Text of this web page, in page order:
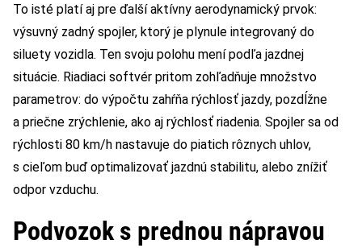
To isté platí aj pre ďalší aktívny aerodynamický prvok:
výsuvný zadný spojler, ktorý je plynule integrovaný do
siluety vozidla. Ten svoju polohu mení podľa jazdnej
situácie. Riadiaci softvér pritom zohľadňuje množstvo
parametrov: do výpočtu zahŕňa rýchlosť jazdy, pozdĺžne
a priečne zrýchlenie, ako aj rýchlosť riadenia. Spojler sa od
rýchlosti 80 km/h nastavuje do piatich rôznych uhlov,
s cieľom buď optimalizovať jazdnú stabilitu, alebo znížiť
odpor vzduchu.
Podvozok s prednou nápravou